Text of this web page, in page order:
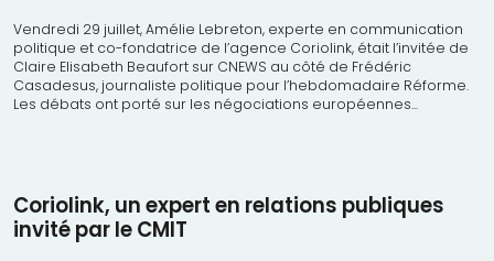
Vendredi 29 juillet, Amélie Lebreton, experte en communication
politique et co-fondatrice de l’agence Coriolink, était l’invitée de
Claire Elisabeth Beaufort sur CNEWS au côté de Frédéric
Casadesus, journaliste politique pour l’hebdomadaire Réforme.
Les débats ont porté sur les négociations européennes...
Coriolink, un expert en relations publiques
invité par le CMIT